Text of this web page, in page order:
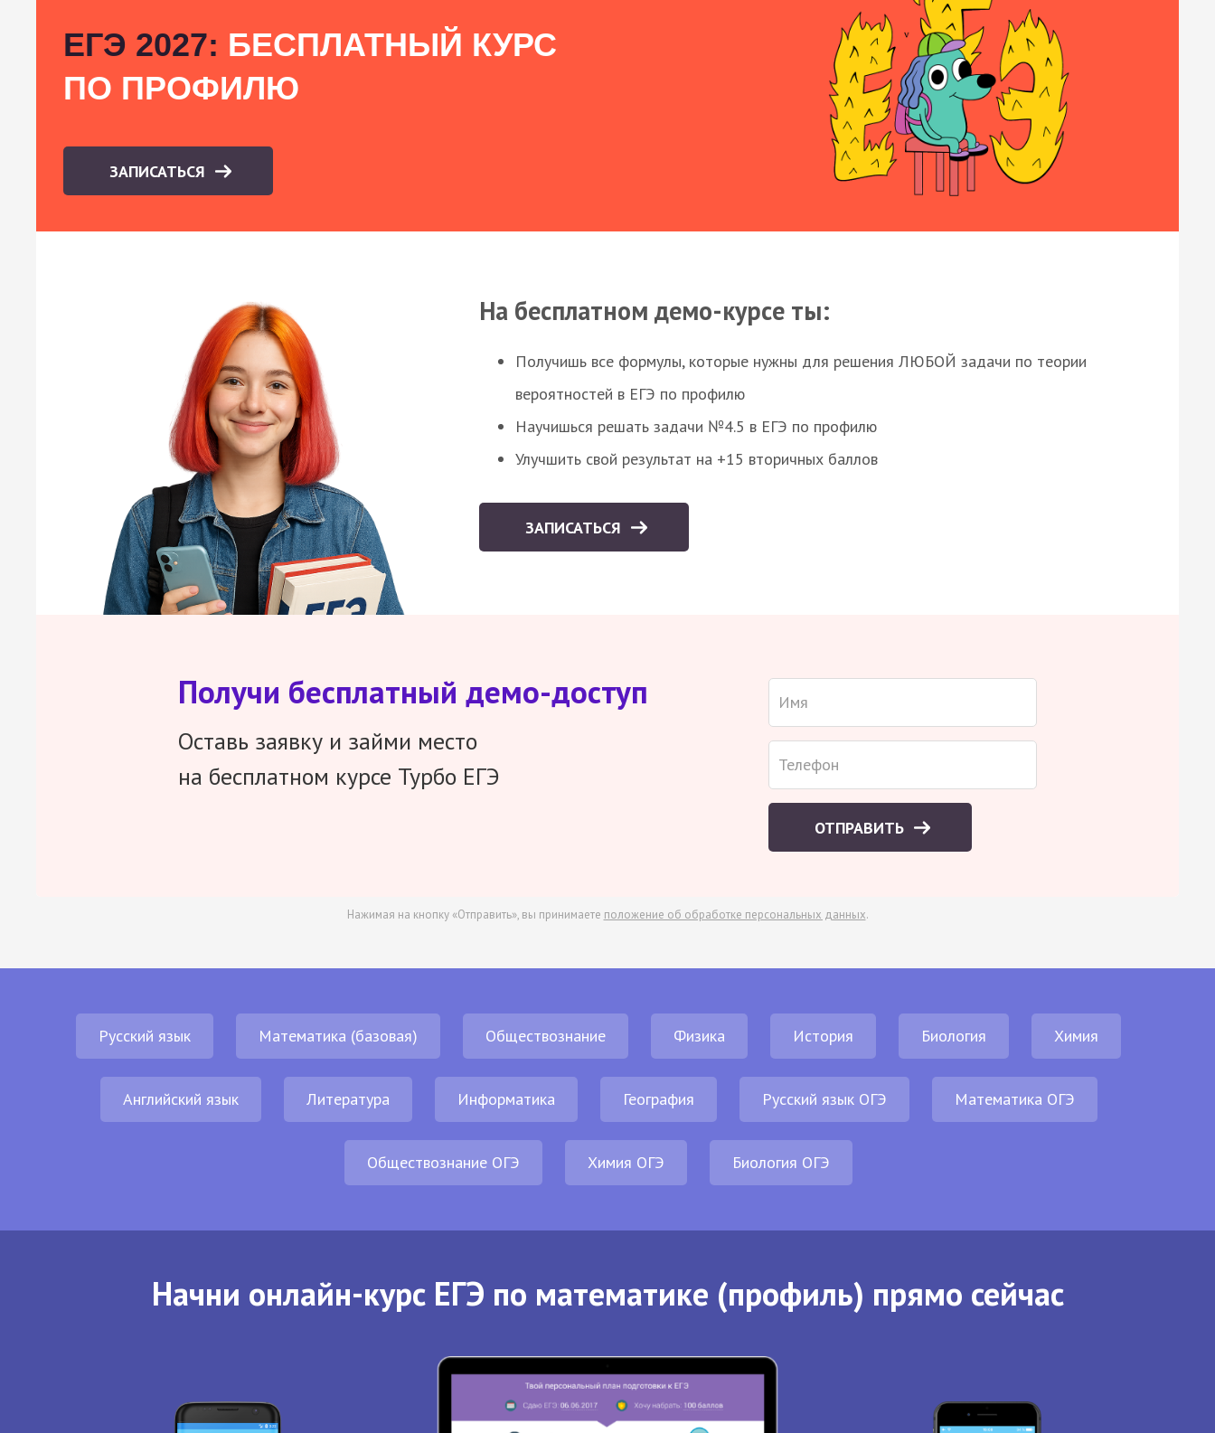
ЕГЭ 2027: БЕСПЛАТНЫЙ КУРС
ПО ПРОФИЛЮ
ЗАПИСАТЬСЯ
На бесплатном демо-курсе ты:
Получишь все формулы, которые нужны для решения ЛЮБОЙ задачи по теории
вероятностей в ЕГЭ по профилю
Научишься решать задачи №4.5 в ЕГЭ по профилю
Улучшить свой результат на +15 вторичных баллов
ЗАПИСАТЬСЯ
Получи бесплатный демо-доступ
Оставь заявку и займи место
на бесплатном курсе Турбо ЕГЭ
ОТПРАВИТЬ
Нажимая на кнопку «Отправить», вы принимаете положение об обработке персональных данных.
Русский язык Математика (базовая) Обществознание Физика История Биология Химия
Английский язык Литература Информатика География Русский язык ОГЭ Математика ОГЭ
Обществознание ОГЭ Химия ОГЭ Биология ОГЭ
Начни онлайн-курс ЕГЭ по математике (профиль) прямо сейчас